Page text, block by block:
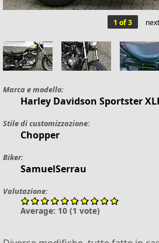
1 of 3
Marca e modello:
Harley Davidson Sportster
Stile di customizzazione:
Chopper
Biker:
SamuelSerrau
Valutazione:
Average: 10 (1 vote)